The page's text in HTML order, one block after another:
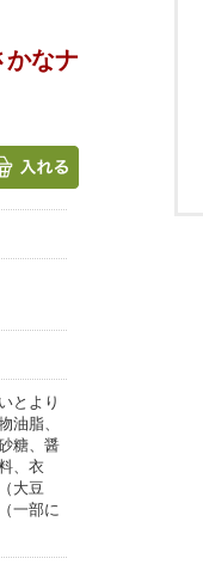
かなナ
とより
油脂、
糖、醤
、衣
大豆
一部に